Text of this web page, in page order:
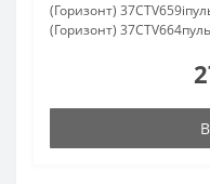
(Горизонт)
(Горизонт)